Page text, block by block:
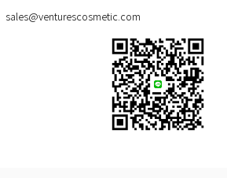
sales@venturescosmetic.com